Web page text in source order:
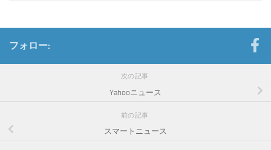
フォロー:
次の記事
Yahooニュース
前の記事
スマートニュース